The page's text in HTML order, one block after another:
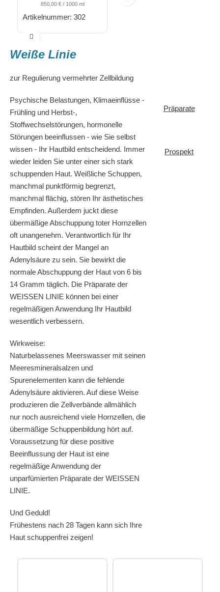
850,00 €/ 1000 ml
Artikelnummer: 302
Weiße Linie
zur Regulierung vermehrter Zellbildung
Psychische Belastungen, Klimaeinflüsse -
Frühling und Herbst-,
Stoffwechselstörungen, hormonelle
Störungen beeinflussen - wie Sie selbst
wissen - Ihr Hautbild entscheidend. Immer
wieder leiden Sie unter einer sich stark
schuppenden Haut. Weißliche Schuppen,
manchmal punktförmig begrenzt,
manchmal flächig, stören Ihr ästhetisches
Empfinden. Außerdem juckt diese
übermäßige Abschuppung toter Hornzellen
oft unangenehm. Verantwortlich für Ihr
Hautbild scheint der Mangel an
Adenylsäure zu sein. Sie bewirkt die
normale Abschuppung der Haut von 6 bis
14 Gramm täglich. Die Präparate der
WEISSEN LINIE können bei einer
regelmäßigen Anwendung Ihr Hautbild
wesentlich verbessern.
Wirkweise:
Naturbelassenes Meerswasser mit seinen
Meeresmineralsalzen und
Spurenelementen kann die fehlende
Adenylsäure aktivieren. Auf diese Weise
produzieren die Zellverbände allmählich
nur noch ausreichend viele Hornzellen, die
übermäßige Schuppenbildung hört auf.
Voraussetzung für diese positive
Beeinflussung der Haut ist eine
regelmäßige Anwendung der
unparfümierten Präparate der WEISSEN
LINIE.
Und Geduld!
Frühestens nach 28 Tagen kann sich Ihre
Haut schuppenfrei zeigen!
Präparate
Prospekt